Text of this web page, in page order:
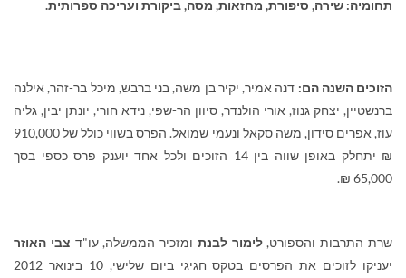
תחומיה: שירה, סיפורת, מחזאות, מסה, ביקורת ועריכה ספרותית.
הזוכים השנה הם: דנה אמיר, יקיר בן משה, בני ברבש, מיכל בר-זהר, אילנה
ברנשטיין, יצחק גנוז, אורי הולנדר, סיוון הר-שפי, נידא חורי, יונתן יבין, גליה
עוז, אפרים סידון, משה סקאל ונעמי שמואל. הפרס בשווי כולל של 910,000
₪ יתחלק באופן שווה בין 14 הזוכים ולכל אחד יוענק פרס כספי בסך
65,000 ₪.
שרת התרבות והספורט,לימור לבנת ומזכיר הממשלה, עו"ד צבי האוזר
יעניקו לזוכים את הפרסים בטקס חגיגי ביום שלישי, 10 בינואר 2012